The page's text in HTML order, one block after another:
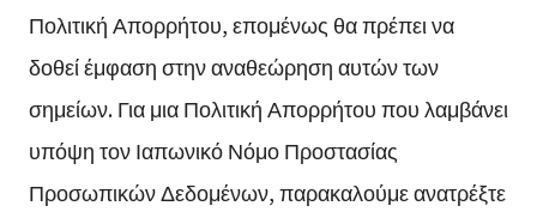
Πολιτική Απορρήτου, επομένως θα πρέπει να
δοθεί έμφαση στην αναθεώρηση αυτών των
σημείων. Για μια Πολιτική Απορρήτου που λαμβάνει
υπόψη τον Ιαπωνικό Νόμο Προστασίας
Προσωπικών Δεδομένων, παρακαλούμε ανατρέξτε